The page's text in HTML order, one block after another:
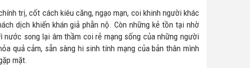
trị, cốt cách kiêu căng, ngạo mạn, coi khinh người khác
dịch khiến khán giả phẫn nộ. Còn những kẻ tồn tại nhờ
song lại âm thầm coi rẻ mạng sống của những người
quả cảm, sẵn sàng hi sinh tính mạng của bản thân mình
mặt.